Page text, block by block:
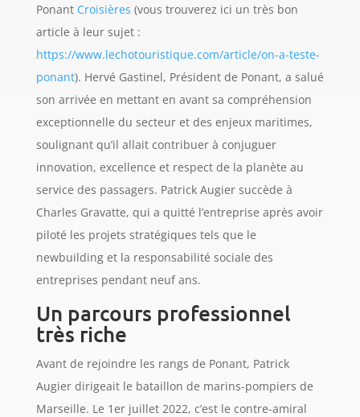
Ponant Croisières (vous trouverez ici un très bon
article à leur sujet :
https://www.lechotouristique.com/article/on-a-teste-
ponant). Hervé Gastinel, Président de Ponant, a salué
son arrivée en mettant en avant sa compréhension
exceptionnelle du secteur et des enjeux maritimes,
soulignant qu’il allait contribuer à conjuguer
innovation, excellence et respect de la planète au
service des passagers. Patrick Augier succède à
Charles Gravatte, qui a quitté l’entreprise après avoir
piloté les projets stratégiques tels que le
newbuilding et la responsabilité sociale des
entreprises pendant neuf ans.
Un parcours professionnel
très riche
Avant de rejoindre les rangs de Ponant, Patrick
Augier dirigeait le bataillon de marins-pompiers de
Marseille. Le 1er juillet 2022, c’est le contre-amiral